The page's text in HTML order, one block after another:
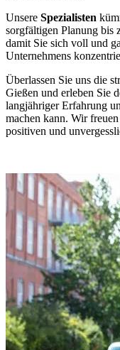
Unsere Spezialisten
sorgfältigen Planung bis
damit Sie sich voll und
Unternehmens
Überlassen Sie uns die
Gießen und erleben Sie
langjähriger Erfahrung
machen kann. Wir
positiven und